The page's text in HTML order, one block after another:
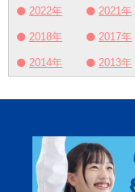
2022年 2021年
2018年 2017年
2014年 2013年